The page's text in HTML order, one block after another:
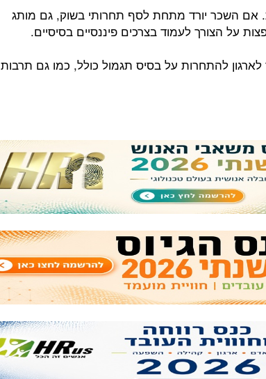
אם השכר יורד מתחת לסף תחרותי בשוק, גם מותג
על הצורך לעמוד בצרכים פיננסיים בסיסיים.
להתחרות על בסיס תגמול כולל, כמו גם תרבות